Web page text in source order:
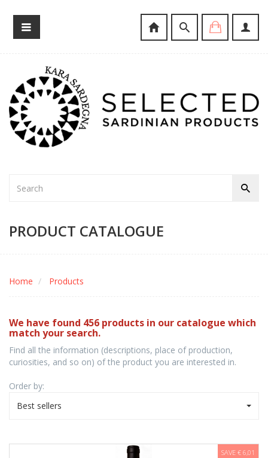
PRODUCT CATALOGUE
Home Products
We have found 456 products in our catalogue which
match your search.
Find all the information (descriptions, place of production,
curiosities, and so on) of the product you are interested in.
Order by:
Best sellers
SAVE € 6,01